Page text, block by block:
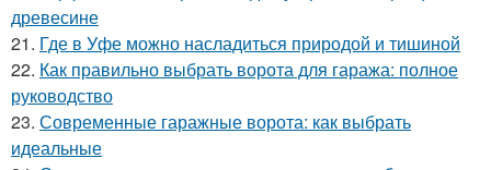
древесине
21. Где в Уфе можно насладиться природой и тишиной
22. Как правильно выбрать ворота для гаража: полное
руководство
23. Современные гаражные ворота: как выбрать
идеальные